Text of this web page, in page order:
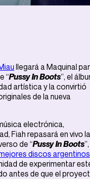
llegará a Maquinal
“Pussy In Boots”, el
artística y la convirtió
de la nueva
electrónica,
Fiah repasará en vivo
de “Pussy In Boots”,
discos argentinos
de experimentar
antes de que el